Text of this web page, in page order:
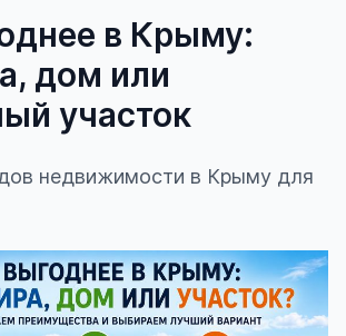
в Крыму:
дом или
участок
недвижимости в Крыму для